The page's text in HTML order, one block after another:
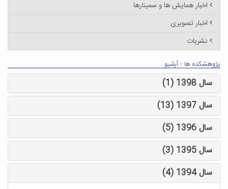
اخبار همایش ها و سمینارها
اخبار تصویری
نشریات
پژوهشکده ها - آرشیو
سال 1398 (1)
سال 1397 (13)
سال 1396 (5)
سال 1395 (3)
سال 1394 (4)